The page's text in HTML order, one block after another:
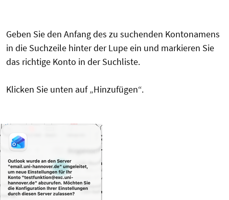
Geben Sie den Anfang des zu suchenden Kontonamens
in die Suchzeile hinter der Lupe ein und markieren Sie
das richtige Konto in der Suchliste.
Klicken Sie unten auf „Hinzufügen“.